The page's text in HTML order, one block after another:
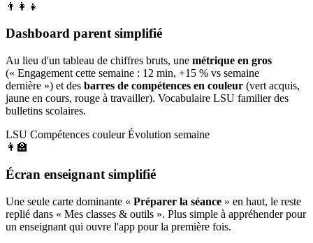
👨‍👩‍👧
Dashboard parent simplifié
Au lieu d'un tableau de chiffres bruts, une métrique en gros
(« Engagement cette semaine : 12 min, +15 % vs semaine
dernière ») et des barres de compétences en couleur (vert acquis,
jaune en cours, rouge à travailler). Vocabulaire LSU familier des
bulletins scolaires.
LSU Compétences couleur Évolution semaine
👩‍🏫
Écran enseignant simplifié
Une seule carte dominante « Préparer la séance » en haut, le reste
replié dans « Mes classes & outils ». Plus simple à appréhender pour
un enseignant qui ouvre l'app pour la première fois.